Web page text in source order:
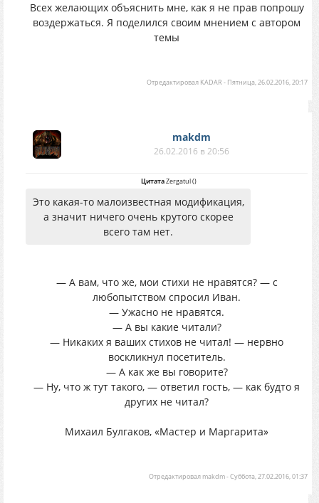
Почему вы проходите десятки разных
модов, а у меня как-то не получается? Есть
свои вкусы, но думаю найти интересное
Всех желающих объяснить мне, как я не прав попрошу
воздержаться. Я поделился своим мнением с автором
темы
Отредактировал KADAR - Пятница, 26.02.2016, 20:17
makdm
26.02.2016 в 20:56
ЦитатаZergatul()
Это какая-то малоизвестная модификация,
а значит ничего очень крутого скорее
всего там нет.
— А вам, что же, мои стихи не нравятся? — с
любопытством спросил Иван.
— Ужасно не нравятся.
— А вы какие читали?
— Никаких я ваших стихов не читал! — нервно
воскликнул посетитель.
— А как же вы говорите?
— Ну, что ж тут такого, — ответил гость, — как будто я
других не читал?
Михаил Булгаков, «Мастер и Маргарита»
Отредактировал makdm-Суббота, 27.02.2016, 01:37